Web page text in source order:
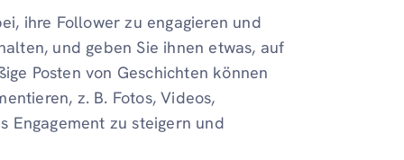
ihre Follower zu engagieren und
und geben Sie ihnen etwas, auf
Posten von Geschichten können
z. B. Fotos, Videos,
Engagement zu steigern und